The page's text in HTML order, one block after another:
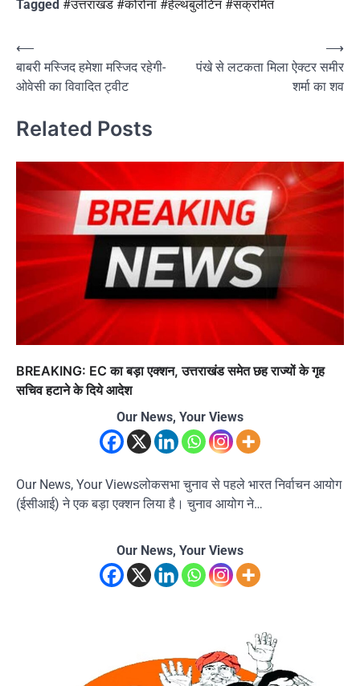
Tagged #उत्तराखंड #कोरोना #हेल्थबुलेटिन #संक्रमित
Post
navigation
⟵
बाबरी मस्जिद हमेशा मस्जिद रहेगी-
ओवेसी का विवादित ट्वीट
पंखे से लटकता मिला ऐक्टर समीर
शर्मा का शव
⟶
Related Posts
BREAKING: EC का बड़ा एक्शन, उत्तराखंड समेत छह राज्यों के गृह
सचिव हटाने के दिये आदेश
Our News, Your Views
Our News, Your Viewsलोकसभा चुनाव से पहले भारत निर्वाचन आयोग
(ईसीआई) ने एक बड़ा एक्शन लिया है। चुनाव आयोग ने…
Our News, Your Views